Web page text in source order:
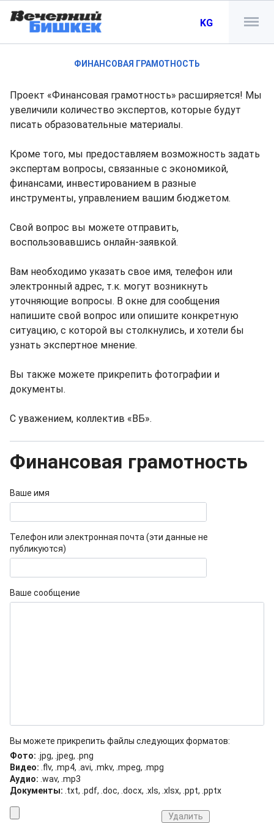
KG
ФИНАНСОВАЯ ГРАМОТНОСТЬ
Проект «Финансовая грамотность» расширяется! Мы
увеличили количество экспертов, которые будут
писать образовательные материалы.
Кроме того, мы предоставляем возможность задать
экспертам вопросы, связанные с экономикой,
финансами, инвестированием в разные
инструменты, управлением вашим бюджетом.
Свой вопрос вы можете отправить,
воспользовавшись онлайн-заявкой.
Вам необходимо указать свое имя, телефон или
электронный адрес, т.к. могут возникнуть
уточняющие вопросы. В окне для сообщения
напишите свой вопрос или опишите конкретную
ситуацию, с которой вы столкнулись, и хотели бы
узнать экспертное мнение.
Вы также можете прикрепить фотографии и
документы.
С уважением, коллектив «ВБ».
Финансовая грамотность
Ваше имя
Телефон или электронная почта (эти данные не
публикуются)
Ваше сообщение
Вы можете прикрепить файлы следующих форматов:
Фото: .jpg, .jpeg, .png
Видео: .flv, .mp4, .avi, .mkv, .mpeg, .mpg
Аудио: .wav, .mp3
Документы: .txt, .pdf, .doc, .docx, .xls, .xlsx, .ppt, .pptx
Удалить